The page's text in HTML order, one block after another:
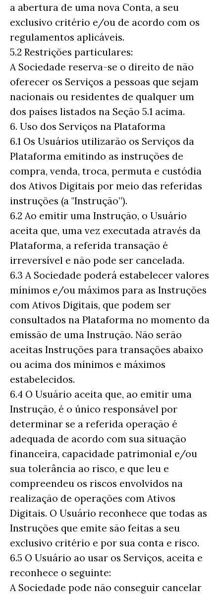
a abertura de uma nova Conta, a seu
exclusivo critério e/ou de acordo com os
regulamentos aplicáveis.
5.2 Restrições particulares:
A Sociedade reserva-se o direito de não
oferecer os Serviços a pessoas que sejam
nacionais ou residentes de qualquer um
dos países listados na Seção 5.1 acima.
6. Uso dos Serviços na Plataforma
6.1 Os Usuários utilizarão os Serviços da
Plataforma emitindo as instruções de
compra, venda, troca, permuta e custódia
dos Ativos Digitais por meio das referidas
instruções (a "Instrução”).
6.2 Ao emitir uma Instrução, o Usuário
aceita que, uma vez executada através da
Plataforma, a referida transação é
irreversível e não pode ser cancelada.
6.3 A Sociedade poderá estabelecer valores
mínimos e/ou máximos para as Instruções
com Ativos Digitais, que podem ser
consultados na Plataforma no momento da
emissão de uma Instrução. Não serão
aceitas Instruções para transações abaixo
ou acima dos mínimos e máximos
estabelecidos.
6.4 O Usuário aceita que, ao emitir uma
Instrução, é o único responsável por
determinar se a referida operação é
adequada de acordo com sua situação
financeira, capacidade patrimonial e/ou
sua tolerância ao risco, e que leu e
compreendeu os riscos envolvidos na
realização de operações com Ativos
Digitais. O Usuário reconhece que todas as
Instruções que emite são feitas a seu
exclusivo critério e por sua conta e risco.
6.5 O Usuário ao usar os Serviços, aceita e
reconhece o seguinte:
A Sociedade pode não conseguir cancelar